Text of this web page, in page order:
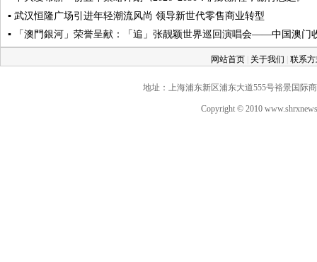
▪ 武汉恒隆广场引进年轻潮流风尚 领导新世代零售商业转型
▪ 「澳門銀河」荣誉呈献：「追」张靓颖世界巡回演唱会——中国澳门
网站首页 关于我们 联系
地址：上海浦东新区浦东大道555号裕景国际
Copyright © 2010